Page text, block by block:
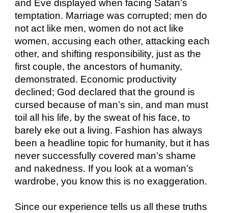
and Eve displayed when facing Satan’s
temptation. Marriage was corrupted; men do
not act like men, women do not act like
women, accusing each other, attacking each
other, and shifting responsibility, just as the
first couple, the ancestors of humanity,
demonstrated. Economic productivity
declined; God declared that the ground is
cursed because of man’s sin, and man must
toil all his life, by the sweat of his face, to
barely eke out a living. Fashion has always
been a headline topic for humanity, but it has
never successfully covered man’s shame
and nakedness. If you look at a woman’s
wardrobe, you know this is no exaggeration.
Since our experience tells us all these truths